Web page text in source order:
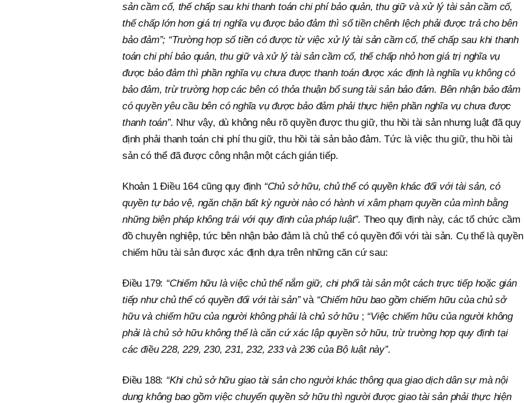
sản cầm cố, thế chấp sau khi thanh toán chi phí bảo quản, thu giữ và xử lý tài sản cầm cố,
thế chấp lớn hơn giá trị nghĩa vụ được bảo đảm thì số tiền chênh lệch phải được trả cho bên
bảo đảm”; “Trường hợp số tiền có được từ việc xử lý tài sản cầm cố, thế chấp sau khi thanh
toán chi phí bảo quản, thu giữ và xử lý tài sản cầm cố, thế chấp nhỏ hơn giá trị nghĩa vụ
được bảo đảm thì phần nghĩa vụ chưa được thanh toán được xác định là nghĩa vụ không có
bảo đảm, trừ trường hợp các bên có thỏa thuận bổ sung tài sản bảo đảm. Bên nhận bảo đảm
có quyền yêu cầu bên có nghĩa vụ được bảo đảm phải thực hiện phần nghĩa vụ chưa được
thanh toán”. Như vậy, dù không nêu rõ quyền được thu giữ, thu hồi tài sản nhưng luật đã quy
định phải thanh toán chi phí thu giữ, thu hồi tài sản bảo đảm. Tức là việc thu giữ, thu hồi tài
sản có thể đã được công nhận một cách gián tiếp.
Khoản 1 Điều 164 cũng quy định “Chủ sở hữu, chủ thể có quyền khác đối với tài sản, có
quyền tự bảo vệ, ngăn chặn bất kỳ người nào có hành vi xâm phạm quyền của mình bằng
những biện pháp không trái với quy định của pháp luật”. Theo quy định này, các tổ chức cầm
đồ chuyên nghiệp, tức bên nhận bảo đảm là chủ thể có quyền đối với tài sản. Cụ thể là quyền
chiếm hữu tài sản được xác định dựa trên những căn cứ sau:
Điều 179: “Chiếm hữu là việc chủ thể nắm giữ, chi phối tài sản một cách trực tiếp hoặc gián
tiếp như chủ thể có quyền đối với tài sản”và “Chiếm hữu bao gồm chiếm hữu của chủ sở
hữu và chiếm hữu của người không phải là chủ sở hữu ; “Việc chiếm hữu của người không
phải là chủ sở hữu không thể là căn cứ xác lập quyền sở hữu, trừ trường hợp quy định tại
các điều 228, 229, 230, 231, 232, 233 và 236 của Bộ luật này”.
Điều 188: “Khi chủ sở hữu giao tài sản cho người khác thông qua giao dịch dân sự mà nội
dung không bao gồm việc chuyển quyền sở hữu thì người được giao tài sản phải thực hiện